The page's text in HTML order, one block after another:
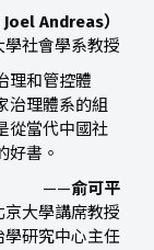
Andreas）
社會學系教授
理和管控體
治理體系的組
從當代中國社
好書。
——俞可平
京大學講席教授
學研究中心主任